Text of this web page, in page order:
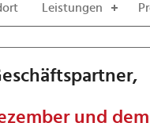
Leistungen
und